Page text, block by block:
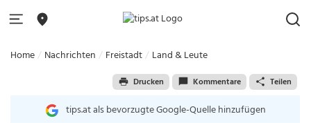
Home Nachrichten Freistadt Land & Leute
Drucken Kommentare Teilen
tips.at als bevorzugte Google-Quelle hinzufügen